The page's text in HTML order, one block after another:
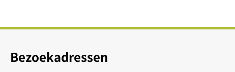
Bezoekadressen